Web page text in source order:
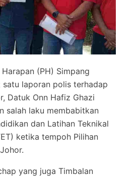
(PH) Simpang
satu laporan polis terhadap
Datuk Onn Hafiz Ghazi
salah laku membabitkan
dan Latihan Teknikal
ketika tempoh Pilihan
yang juga Timbalan